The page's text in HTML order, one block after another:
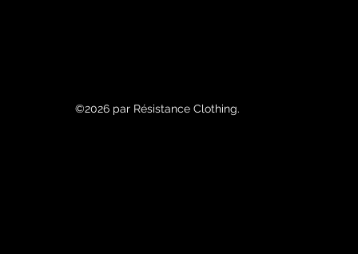
©2026 par Résistance Clothing.